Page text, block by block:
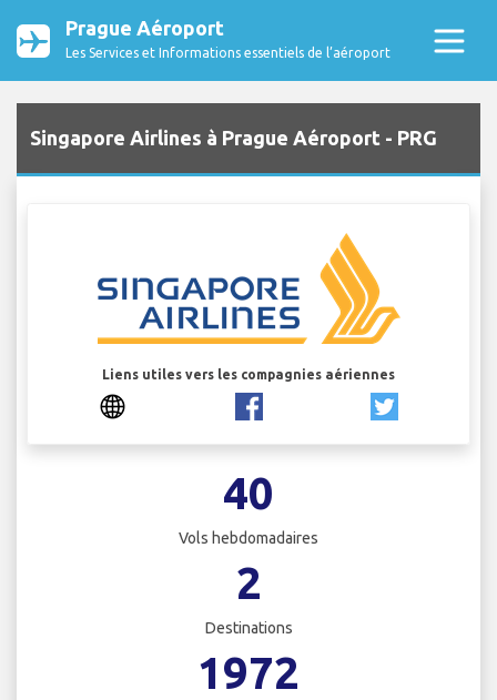
Prague Aéroport
Les Services et Informations essentiels de l’aéroport
Singapore Airlines à Prague Aéroport - PRG
Liens utiles vers les compagnies aériennes
40
Vols hebdomadaires
2
Destinations
1972